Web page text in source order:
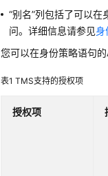
“别名”列包括了可以
问。详细信息请参见身
您可以在身份策略语句
表1TMS支持的授权项
授权项